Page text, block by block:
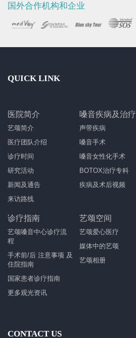
国外合作机构和企业
QUICK LINK
医院简介
艺颂简介
医疗团队介绍
诊疗时间
研究活动
新闻及通告
来访路线
嗓音疾病及治疗
声带疾病
嗓音手术
嗓音女性化手术
BOTOX治疗专科
疾病及术后视频
诊疗指南
艺颂嗓音中心诊疗流
程
手术前/后 注意事项 及
住院指南
国家患者诊疗指南
更多观光资讯
艺颂空间
艺颂爱心医疗
媒体中的艺颂
艺颂相册
CONTACT US